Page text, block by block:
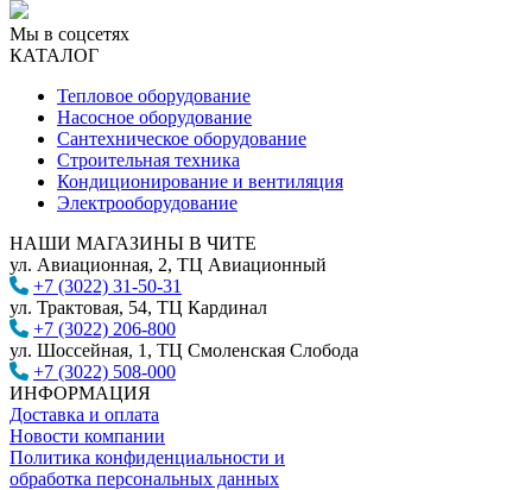
Мы в соцсетях
КАТАЛОГ
Тепловое оборудование
Насосное оборудование
Сантехническое оборудование
Строительная техника
Кондиционирование и вентиляция
Электрооборудование
НАШИ МАГАЗИНЫ В ЧИТЕ
ул. Авиационная, 2, ТЦ Авиационный
+7 (3022) 31-50-31
ул. Трактовая, 54, ТЦ Кардинал
+7 (3022) 206-800
ул. Шоссейная, 1, ТЦ Смоленская Слобода
+7 (3022) 508-000
ИНФОРМАЦИЯ
Доставка и оплата
Новости компании
Политика конфиденциальности и
обработка персональных данных